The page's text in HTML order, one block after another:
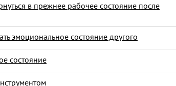
в прежнее рабочее состояние после
эмоциональное состояние другого
состояние